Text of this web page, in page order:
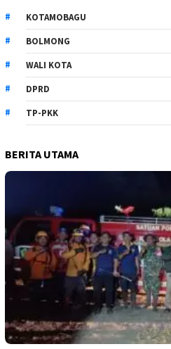
KOTAMOBAGU
BOLMONG
WALI KOTA
DPRD
TP-PKK
BERITA UTAMA